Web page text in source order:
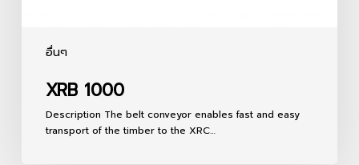
อื่นๆ
XRB 1000
Description The belt conveyor enables fast and easy
transport of the timber to the XRC…